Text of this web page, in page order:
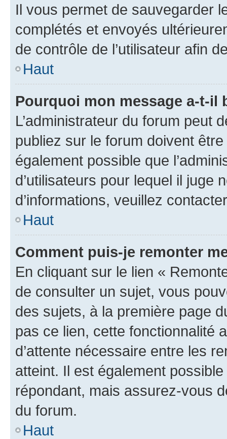
Il vous permet de sauvegarder
complétés et envoyés
de contrôle de l’utilisateur afin
Haut
Pourquoi mon message a-t-il
L’administrateur du forum peut
publiez sur le forum doivent
également possible que
d’utilisateurs pour lequel il juge
d’informations, veuillez
Haut
Comment puis-je remonter
En cliquant sur le lien «
de consulter un sujet, vous
des sujets, à la première page
pas ce lien, cette fonctionnalité
d’attente nécessaire entre les
atteint. Il est également
répondant, mais assurez-vous
du forum.
Haut